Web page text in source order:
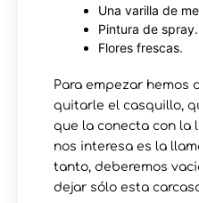
Una varilla de
Pintura de spray.
Flores frescas.
Para empezar hemos
quitarle el casquillo,
que la conecta con la
nos interesa es la
tanto, deberemos
dejar sólo esta